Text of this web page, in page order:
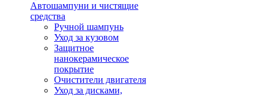
Автошампуни и чистящие
средства
Ручной шампунь
Уход за кузовом
Защитное
нанокерамическое
покрытие
Очистители двигателя
Уход за дисками,